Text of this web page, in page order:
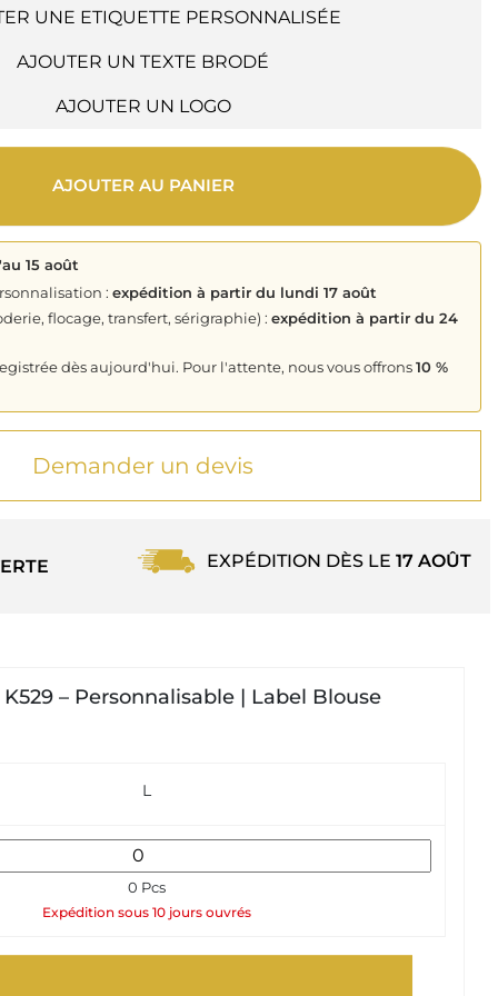
UNE ETIQUETTE PERSONNALISÉE
AJOUTER UN TEXTE BRODÉ
AJOUTER UN LOGO
AJOUTER AU PANIER
15 août
: expédition à partir du lundi 17 août
flocage, transfert, sérigraphie) : expédition à partir du 24
dès aujourd'hui. Pour l'attente, nous vous offrons10 %
Demander un devis
EXPÉDITION DÈS LE 17 AOÛT
– Personnalisable | Label Blouse
L
0 Pcs
Expédition sous 10 jours ouvrés